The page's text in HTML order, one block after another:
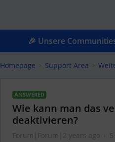
🎉 Unsere
Homepage Support Area
ANSWERED
Wie kann man das
deaktivieren?
Forum|Forum|2 years ago